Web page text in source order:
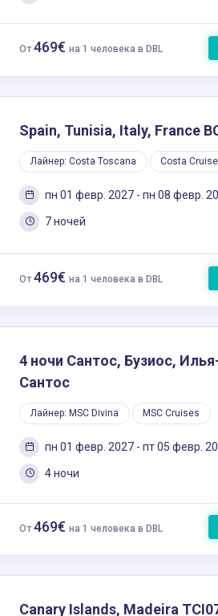
От469€ на 1 человека в DBL
Spain, Tunisia, Italy, France
Лайнер: Costa Toscana Costa
пн 01 февр. 2027 - пн 08 февр.
7 ночей
От469€ на 1 человека в DBL
4 ночи Сантос, Бузиос,
Сантос
Лайнер: MSC Divina MSC Cruises
пн 01 февр. 2027 - пт 05 февр.
4 ночи
От469€ на 1 человека в DBL
Canary Islands, Madeira